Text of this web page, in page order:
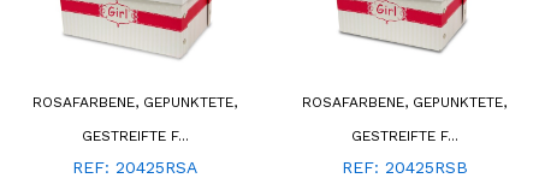
ROSAFARBENE, GEPUNKTETE,
GESTREIFTE F...
REF: 20425RSA
ROSAFARBENE, GEPUNKTETE,
GESTREIFTE F...
REF: 20425RSB